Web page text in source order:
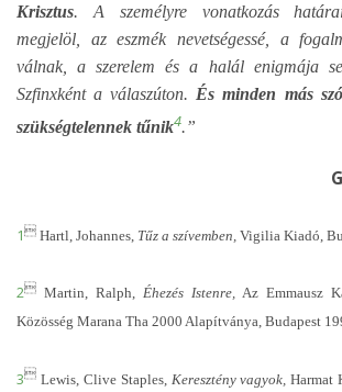
Krisztus. A személyre vonatkozás
megjelöl, az eszmék nevetségessé, a
válnak, a szerelem és a halál enigmája
Szfinxként a válaszúton. És minden más
szükségtelennek tűnik4.”
1 Hartl, Johannes, Tűz a szívemben, Vigilia Kiadó,
2 Martin, Ralph, Éhezés Istenre,Az Emmausz
Közösség Marana Tha 2000 Alapítványa, Budapest
3 Lewis, Clive Staples, Keresztény vagyok,Harmat